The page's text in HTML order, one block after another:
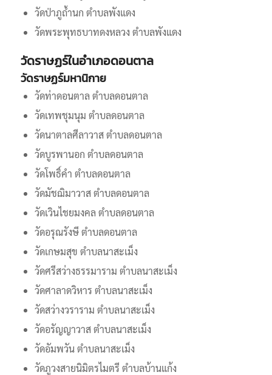
วัดป่าภูถ้ำนก ตำบลพังแดง
วัดพระพุทธบาทดงหลวง ตำบลพังแดง
วัดราษฏร์ในอำเภอดอนตาล
วัดราษฏร์มหานิกาย
วัดท่าดอนตาล ตำบลดอนตาล
วัดเทพชุมนุม ตำบลดอนตาล
วัดนาตาลศีลาวาส ตำบลดอนตาล
วัดบูรพานอก ตำบลดอนตาล
วัดโพธิ์คำ ตำบลดอนตาล
วัดมัชฌิมาวาส ตำบลดอนตาล
วัดเวินไชยมงคล ตำบลดอนตาล
วัดอรุณรังษี ตำบลดอนตาล
วัดเกษมสุข ตำบลนาสะเม็ง
วัดศรีสว่างธรรมาราม ตำบลนาสะเม็ง
วัดศาลาดวิหาร ตำบลนาสะเม็ง
วัดสว่างวราราม ตำบลนาสะเม็ง
วัดอรัญญาวาส ตำบลนาสะเม็ง
วัดอัมพวัน ตำบลนาสะเม็ง
วัดภูวงสายนิมิตรไมตรี ตำบลบ้านแก้ง